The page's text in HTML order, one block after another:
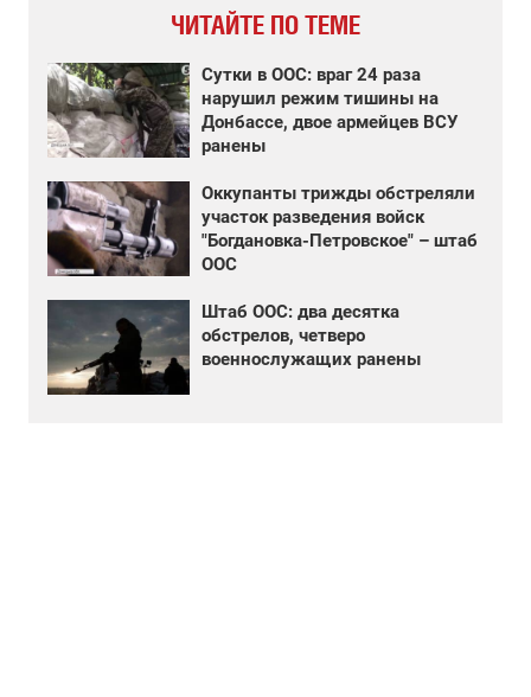
ЧИТАЙТЕ ПО ТЕМЕ
Сутки в ООС: враг 24 раза
нарушил режим тишины на
Донбассе, двое армейцев ВСУ
ранены
Оккупанты трижды обстреляли
участок разведения войск
"Богдановка-Петровское" – штаб
ООС
Штаб ООС: два десятка
обстрелов, четверо
военнослужащих ранены